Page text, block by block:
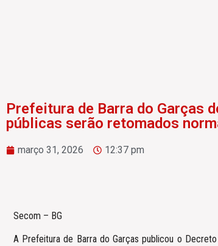
Prefeitura de Barra do Garças
públicas serão retomados
março 31, 2026 12:37 pm
Secom – BG
A Prefeitura de Barra do Garças publicou o